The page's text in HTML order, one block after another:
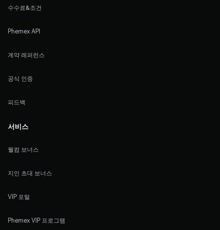
수수료&조건
Phemex API
계약 레퍼런스
공식 인증
피드백
서비스
웰컴 보너스
지인 초대 보너스
VIP 포털
Phemex VIP 프로그램